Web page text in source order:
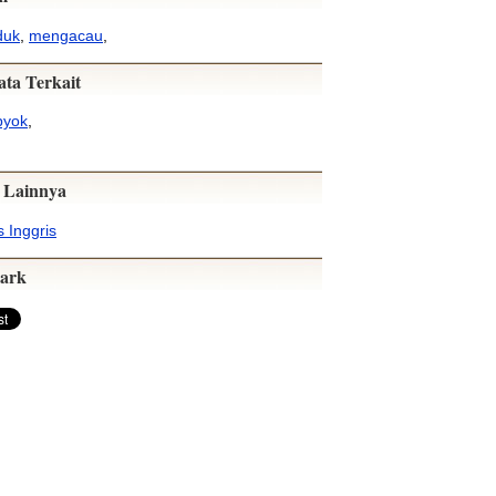
mengacau
Terkait
Inggris